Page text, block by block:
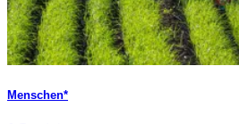
Menschen*